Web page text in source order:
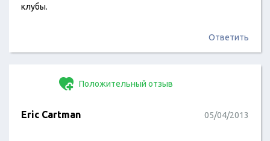
клубы.
Ответить
Положительный отзыв
Eric Cartman 05/04/2013